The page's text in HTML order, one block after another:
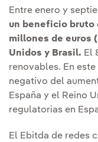
Entre enero y
un beneficio bruto
millones de euros
Unidos y Brasil. El
renovables. En
negativo del
España y el Reino
regulatorias en
El Ebitda de redes